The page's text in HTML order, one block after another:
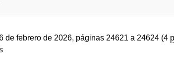
de febrero de 2026, páginas 24621 a 24624 (4